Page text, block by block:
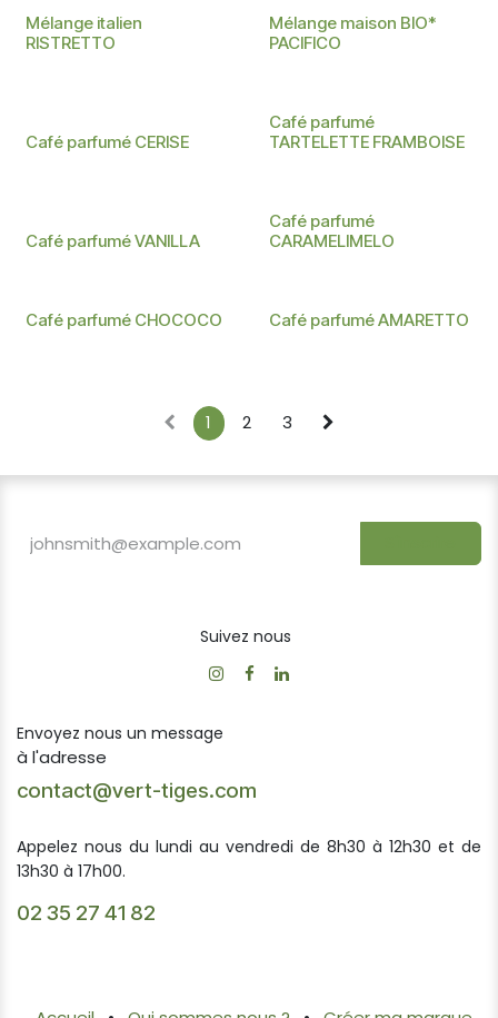
Mélange italien
RISTRETTO
BIO
Mélange maison BIO*
PACIFICO
Café parfumé CERISE
Café parfumé
TARTELETTE FRAMBOISE
Café parfumé VANILLA
Café parfumé
CARAMELIMELO
Café parfumé CHOCOCO Café parfumé AMARETTO
1 2 3
Suivez nous
Envoyez nous un message
à l'adresse
contact@vert-tiges.com
Appelez nous du lundi au vendredi de 8h30 à 12h30 et de
13h30 à 17h00.
02 35 27 41 82